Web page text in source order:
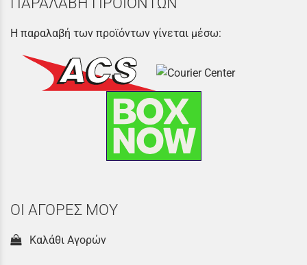
Η παραλαβή των προϊόντων γίνεται μέσω:
ΟΙ ΑΓΟΡΕΣ ΜΟΥ
Καλάθι Αγορών